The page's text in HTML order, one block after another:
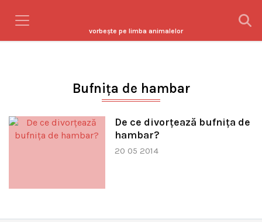
vorbeşte pe limba animalelor
Bufniţa de hambar
De ce divorţează bufniţa de
hambar?
20 05 2014